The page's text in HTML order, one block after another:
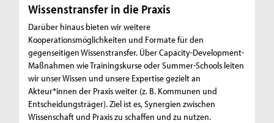
Wissenstransfer in die Praxis
Darüber hinaus bieten wir weitere
Kooperationsmöglichkeiten und Formate für den
gegenseitigen Wissenstransfer. Über Capacity-Development-
Maßnahmen wie Trainingskurse oder Summer-Schools leiten
wir unser Wissen und unsere Expertise gezielt an
Akteur*innen der Praxis weiter (z. B. Kommunen und
Entscheidungsträger). Ziel ist es, Synergien zwischen
Wissenschaft und Praxis zu schaffen und zu nutzen.